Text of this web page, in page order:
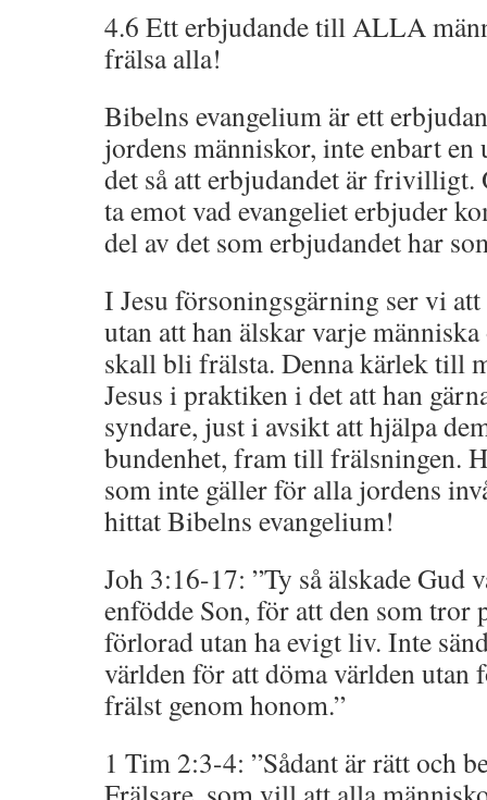
4.6 Ett erbjudande till ALLA
frälsa alla!
Bibelns evangelium är ett
jordens människor, inte enbart
det så att erbjudandet är frivilligt.
ta emot vad evangeliet erbjuder
del av det som erbjudandet har
I Jesu försoningsgärning ser vi
utan att han älskar varje
skall bli frälsta. Denna kärlek till
Jesus i praktiken i det att han
syndare, just i avsikt att hjälpa
bundenhet, fram till frälsningen.
som inte gäller för alla jordens
hittat Bibelns evangelium!
Joh 3:16-17: ”Ty så älskade Gud
enfödde Son, för att den som tror
förlorad utan ha evigt liv. Inte
världen för att döma världen
frälst genom honom.”
1 Tim 2:3-4: ”Sådant är rätt och